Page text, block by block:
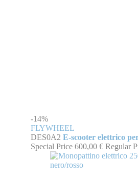
-14%
FLYWHEEL
DES0A2E-scooter elettrico
Special Price 600,00 € Regular